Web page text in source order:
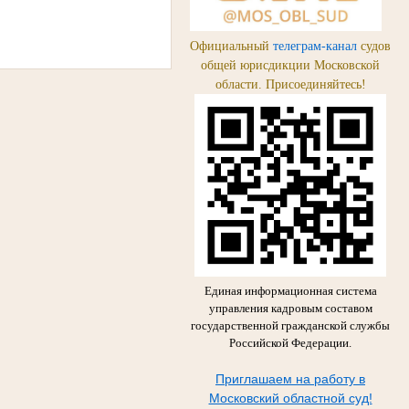
Официальный телеграм-канал судов
общей юрисдикции Московской
области. Присоединяйтесь!
Единая информационная система
управления кадровым составом
государственной гражданской службы
Российской Федерации.
Приглашаем на работу в
Московский областной суд!